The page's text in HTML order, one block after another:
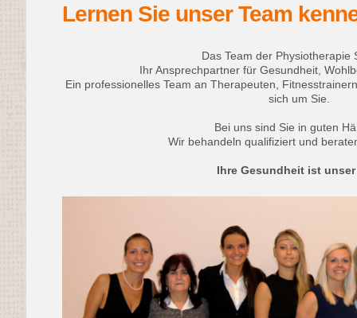
Lernen Sie unser Team
Das Team der Physiotherapie
Ihr Ansprechpartner für Gesundheit,
Ein professionelles Team an Therapeuten,
sich um Sie.
Bei uns sind Sie in guten
Wir behandeln qualifiziert und
Ihre Gesundheit ist